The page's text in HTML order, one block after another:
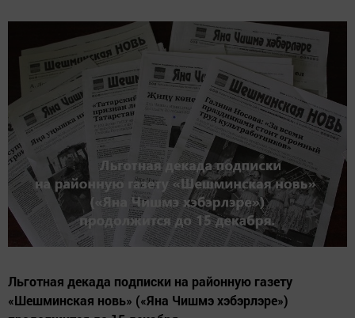
Льготная декада подписки на районную газету
«Шешминская новь» («Яна Чишмэ хэбэрлэре»)